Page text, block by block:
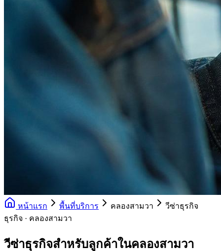
หน้าแรก พื้นที่บริการ คลองสามวา
วีซ่าธุรกิจ
ธุรกิจ · คลองสามวา
วีซ่าธุรกิจสำหรับลูกค้าในคลองสามวา